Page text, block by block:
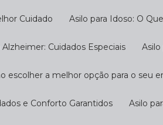
Cuidado Asilo para Idoso: O
Alzheimer: Cuidados Especiais
escolher a melhor opção para o seu
e Conforto Garantidos Asilo